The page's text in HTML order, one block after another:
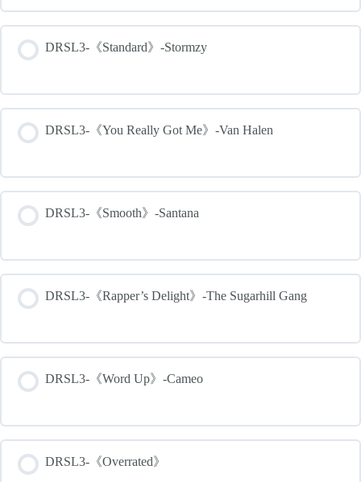
DRSL3-《Standard》-Stormzy
DRSL3-《You Really Got Me》-Van Halen
DRSL3-《Smooth》-Santana
DRSL3-《Rapper’s Delight》-The Sugarhill Gang
DRSL3-《Word Up》-Cameo
DRSL3-《Overrated》